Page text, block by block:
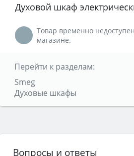
Духовой шкаф
Товар временно
магазине.
Перейти к разделам:
Smeg
Духовые шкафы
Вопросы и ответы